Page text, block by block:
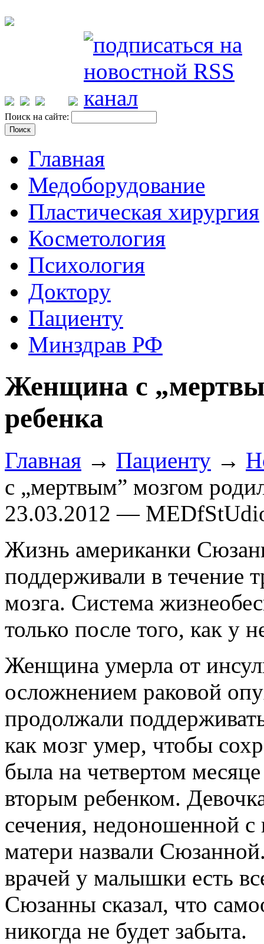
Поиск на сайте:
Главная
Медоборудование
Пластическая хирургия
Косметология
Психология
Доктору
Пациенту
Минздрав РФ
Женщина с
ребенка
Главная → Пациенту →
с „мертвым” мозгом
23.03.2012 —
Жизнь американки
поддерживали в течение
мозга. Система
только после того, как у
Женщина умерла от
осложнением раковой
продолжали
как мозг умер, чтобы
была на четвертом
вторым ребенком.
сечения, недоношенной с
матери назвали
врачей у малышки есть
Сюзанны сказал, что
никогда не будет забыта.